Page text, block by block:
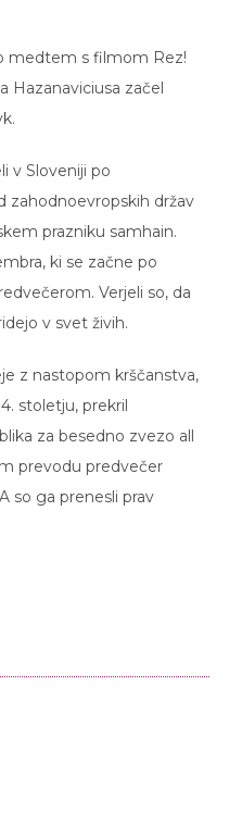
medtem s filmom Rez!
Hazanaviciusa začel
v Sloveniji po
zahodnoevropskih držav
prazniku samhain.
ki se začne po
Verjeli so, da
v svet živih.
z nastopom krščanstva,
stoletju, prekril
za besedno zvezo all
prevodu predvečer
so ga prenesli prav